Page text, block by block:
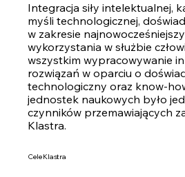
Cele Klastra
Integracja siły intelektualnej,
myśli technologicznej,
w zakresie
wykorzystania w służbie
wszystkim wypracowywanie
rozwiązań w oparciu o
technologiczny oraz know-
jednostek naukowych było
czynników przemawiających
Klastra.